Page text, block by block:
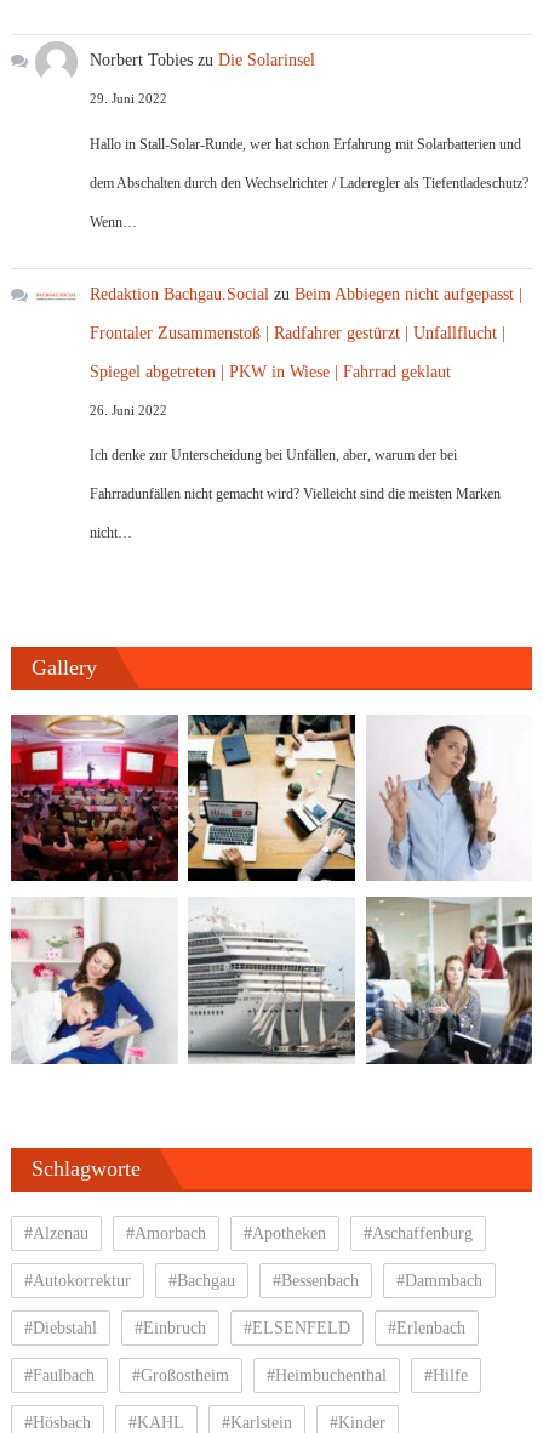
Norbert Tobies zuDie Solarinsel
29. Juni 2022
Hallo in Stall-Solar-Runde, wer hat schon Erfahrung mit Solarbatterien und
dem Abschalten durch den Wechselrichter / Laderegler als Tiefentladeschutz?
Wenn…
Redaktion Bachgau.Social zuBeim Abbiegen nicht aufgepasst |
Frontaler Zusammenstoß | Radfahrer gestürzt | Unfallflucht |
Spiegel abgetreten | PKW in Wiese | Fahrrad geklaut
26. Juni 2022
Ich denke zur Unterscheidung bei Unfällen, aber, warum der bei
Fahrradunfällen nicht gemacht wird? Vielleicht sind die meisten Marken
nicht…
Gallery
Schlagworte
#Alzenau #Amorbach #Apotheken #Aschaffenburg
#Autokorrektur #Bachgau #Bessenbach #Dammbach
#Diebstahl #Einbruch #ELSENFELD #Erlenbach
#Faulbach #Großostheim #Heimbuchenthal #Hilfe
#Hösbach #KAHL #Karlstein #Kinder